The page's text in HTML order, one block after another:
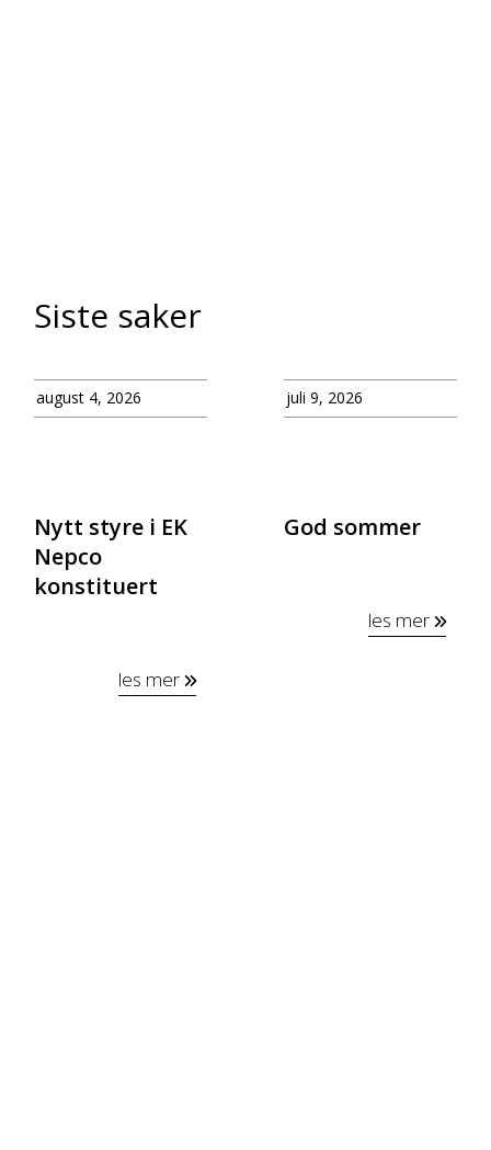
Siste saker
august 4, 2026
Nytt styre i EK
Nepco
konstituert
les mer
juli 9, 2026
God sommer
les mer